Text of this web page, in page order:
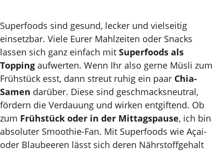
Superfoods sind gesund, lecker und vielseitig
einsetzbar. Viele Eurer Mahlzeiten oder Snacks
lassen sich ganz einfach mit Superfoods als
Topping aufwerten. Wenn Ihr also gerne Müsli zum
Frühstück esst, dann streut ruhig ein paar Chia-
Samen darüber. Diese sind geschmacksneutral,
fördern die Verdauung und wirken entgiftend. Ob
zum Frühstück oder in der Mittagspause, ich bin
absoluter Smoothie-Fan. Mit Superfoods wie Açai-
oder Blaubeeren lässt sich deren Nährstoffgehalt